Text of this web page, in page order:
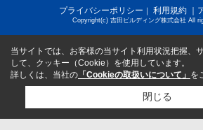
プライバシーポリシー ｜ 利用規約 ｜
Copyright(c) 吉田ビルディング株式会社 All
当サイトでは、お客様の当サイト利用状況把握、
して、クッキー（Cookie）を使用しています。
詳しくは、当社の 「Cookieの取扱いについて」 を
閉じる